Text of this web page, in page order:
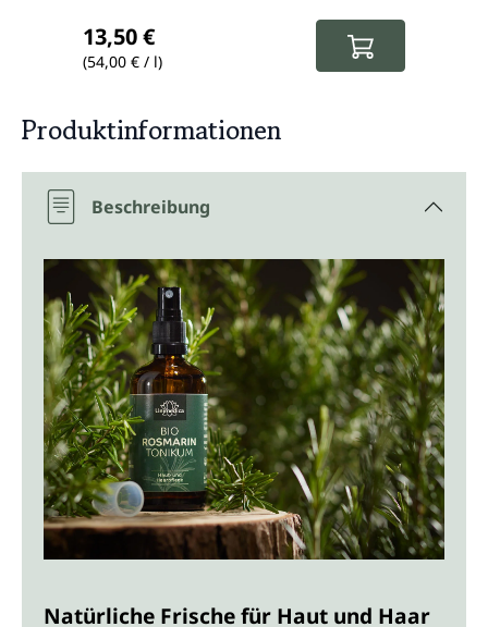
13,50 €
(54,00 € / l)
Produktinformationen
Beschreibung
Natürliche Frische für Haut und Haar